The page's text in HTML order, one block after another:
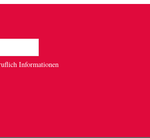
Informationen